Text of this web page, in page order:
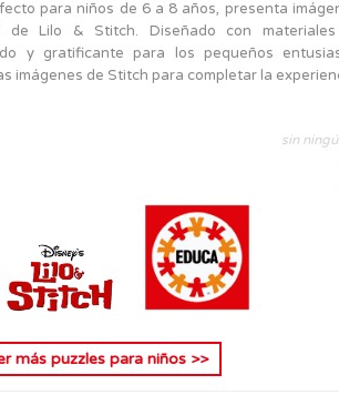
para niños de 6 a 8 años, presenta
de Lilo & Stitch. Diseñado con materiales
y gratificante para los pequeños
imágenes de Stitch para completar la
sin
máspuzzles para niños >>